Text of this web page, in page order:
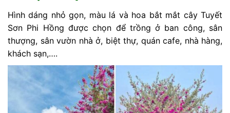
Hình dáng nhỏ gọn, màu lá và hoa bắt mắt cây Tuyết
Sơn Phi Hồng được chọn để trồng ở ban công, sân
thượng, sân vườn nhà ở, biệt thự, quán cafe, nhà hàng,
khách sạn,….